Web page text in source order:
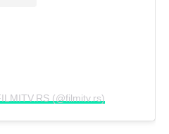
(@filmitv.rs)